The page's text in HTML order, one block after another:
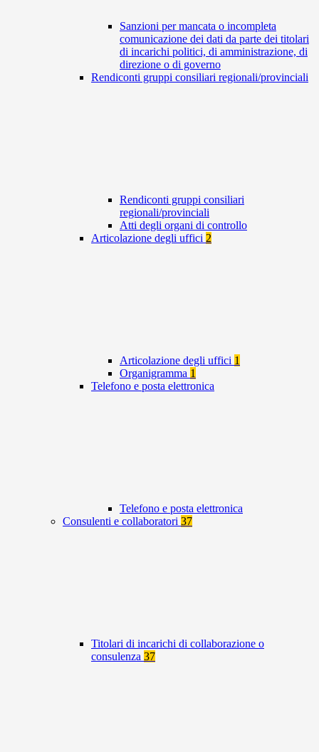
Sanzioni per mancata o incompleta
comunicazione dei dati da parte dei titolari
di incarichi politici, di amministrazione, di
direzione o di governo
Rendiconti gruppi consiliari regionali/provinciali
Rendiconti gruppi consiliari
regionali/provinciali
Atti degli organi di controllo
Articolazione degli uffici 2
Articolazione degli uffici 1
Organigramma 1
Telefono e posta elettronica
Telefono e posta elettronica
Consulenti e collaboratori 37
Titolari di incarichi di collaborazione o
consulenza 37